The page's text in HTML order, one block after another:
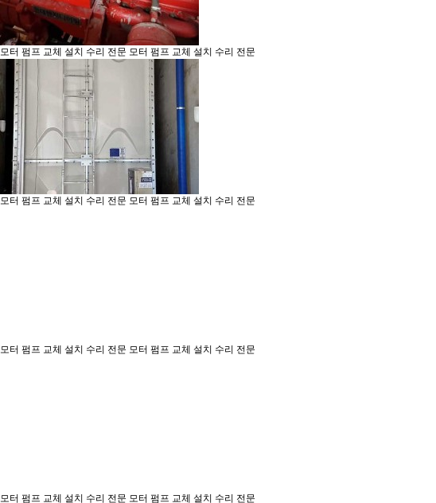
모터 펌프 교체 설치 수리 전문 모터 펌프 교체 설치 수리 전문
모터 펌프 교체 설치 수리 전문 모터 펌프 교체 설치 수리 전문
모터 펌프 교체 설치 수리 전문 모터 펌프 교체 설치 수리 전문
모터 펌프 교체 설치 수리 전문 모터 펌프 교체 설치 수리 전문